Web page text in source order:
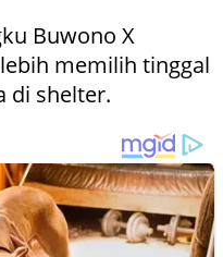
Buwono X
memilih tinggal
di shelter.